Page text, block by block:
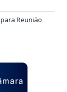
Reunião